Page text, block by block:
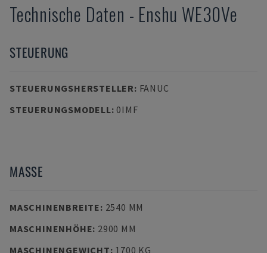
Technische Daten - Enshu WE30Ve
STEUERUNG
STEUERUNGSHERSTELLER: FANUC
STEUERUNGSMODELL: 0IMF
MASSE
MASCHINENBREITE: 2540 MM
MASCHINENHÖHE: 2900 MM
MASCHINENGEWICHT: 1700 KG